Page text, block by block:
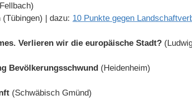
(Tübingen) | dazu: 10 Punkte gegen
Verlieren wir die europäische Stadt?
Bevölkerungsschwund (Heidenheim)
(Schwäbisch Gmünd)